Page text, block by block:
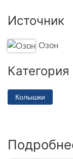
Источник
Озон
Категория
Колышки